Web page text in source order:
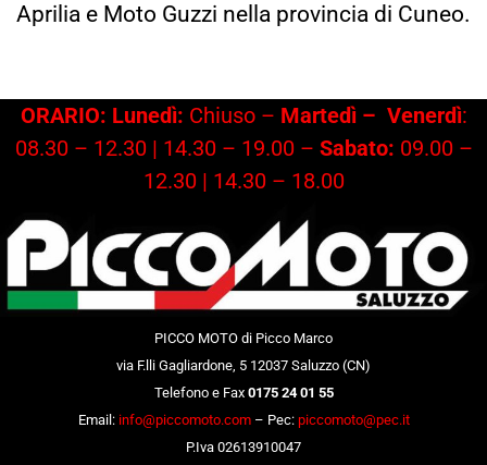
Aprilia e Moto Guzzi nella provincia di Cuneo.
ORARIO: Lunedì: Chiuso – Martedì – Venerdì:
08.30 – 12.30 | 14.30 – 19.00 – Sabato: 09.00 –
12.30 | 14.30 – 18.00
PICCO MOTO di Picco Marco
via F.lli Gagliardone, 5 12037 Saluzzo (CN)
Telefono e Fax 0175 24 01 55
Email: info@piccomoto.com– Pec: piccomoto@pec.it
P.Iva 02613910047